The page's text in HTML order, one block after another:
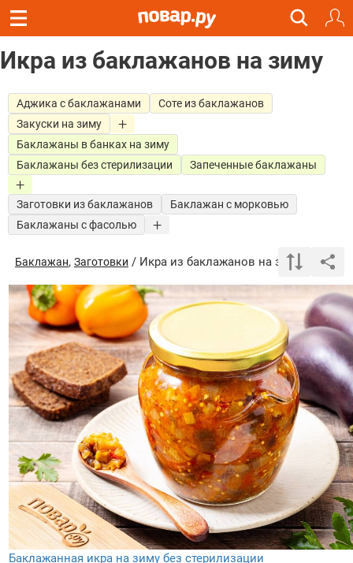
Икра из баклажанов на зиму
Аджика с баклажанами
Соте из баклажанов
Закуски на зиму
Баклажаны в банках на зиму
Баклажаны без стерилизации
Запеченные баклажаны
Заготовки из баклажанов
Баклажан с морковью
Баклажаны с фасолью
Баклажан, Заготовки / Икра из баклажанов на зиму
Баклажанная икра на зиму без стерилизации